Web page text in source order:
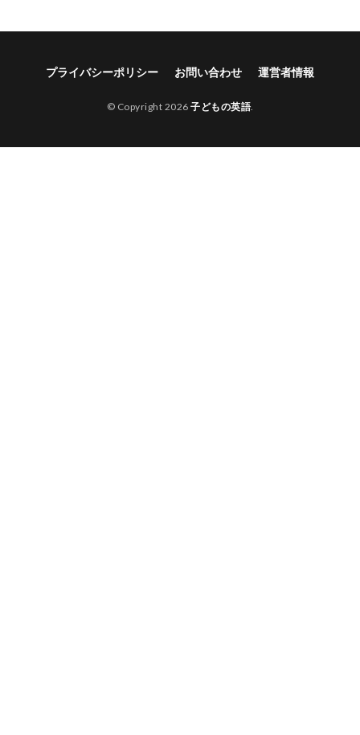
プライバシーポリシー お問い合わせ 運営者情報
© Copyright 2026 子どもの英語